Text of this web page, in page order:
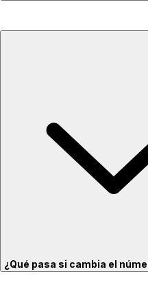
¿Qué pasa si cambia el